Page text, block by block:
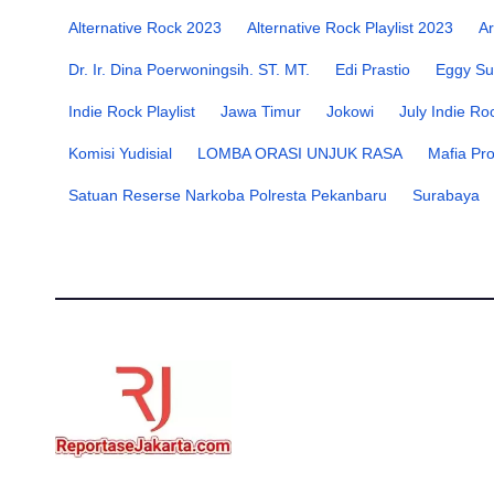
Alternative Rock 2023 Alternative Rock Playlist 2023
Dr. Ir. Dina Poerwoningsih. ST. MT. Edi Prastio Eggy
Indie Rock Playlist Jawa Timur Jokowi July Indie
Komisi Yudisial LOMBA ORASI UNJUK RASA Mafia
Satuan Reserse Narkoba Polresta Pekanbaru Surabaya